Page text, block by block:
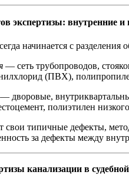
экспертизы: внутренние
начинается с
— сеть трубопроводов,
(ПВХ),
— дворовые,
полиэтилен
свои типичные дефекты,
за дефекты между
канализации в